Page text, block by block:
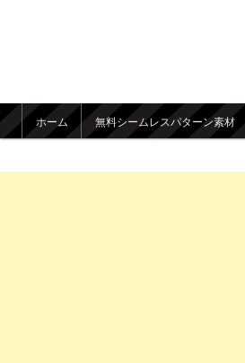
メインメニュー
メインコンテンツへ移動
サブコンテンツへ移動
ホーム 無料シームレスパターン素材